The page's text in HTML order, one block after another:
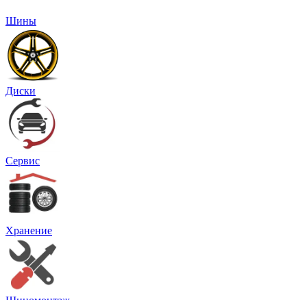
Шины
Диски
Сервис
Хранение